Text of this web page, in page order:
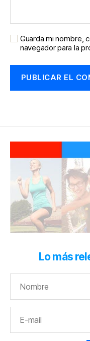
Guarda mi nombre,
navegador para la
Lo más